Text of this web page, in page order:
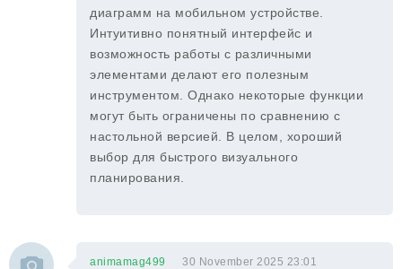
диаграмм на мобильном устройстве.
Интуитивно понятный интерфейс и
возможность работы с различными
элементами делают его полезным
инструментом. Однако некоторые функции
могут быть ограничены по сравнению с
настольной версией. В целом, хороший
выбор для быстрого визуального
планирования.
animamag499 30 November 2025 23:01